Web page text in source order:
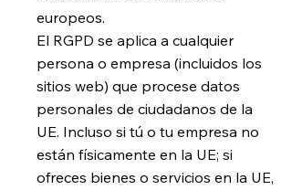
europeos.
El RGPD se aplica a cualquier
persona o empresa (incluidos los
sitios web) que procese datos
personales de ciudadanos de la
UE. Incluso si tú o tu empresa no
están físicamente en la UE; si
ofreces bienes o servicios en la UE,